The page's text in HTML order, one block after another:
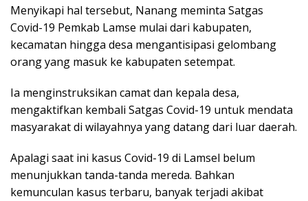
Menyikapi hal tersebut, Nanang meminta Satgas
Covid-19 Pemkab Lamse mulai dari kabupaten,
kecamatan hingga desa mengantisipasi gelombang
orang yang masuk ke kabupaten setempat.
Ia menginstruksikan camat dan kepala desa,
mengaktifkan kembali Satgas Covid-19 untuk mendata
masyarakat di wilayahnya yang datang dari luar daerah.
Apalagi saat ini kasus Covid-19 di Lamsel belum
menunjukkan tanda-tanda mereda. Bahkan
kemunculan kasus terbaru, banyak terjadi akibat